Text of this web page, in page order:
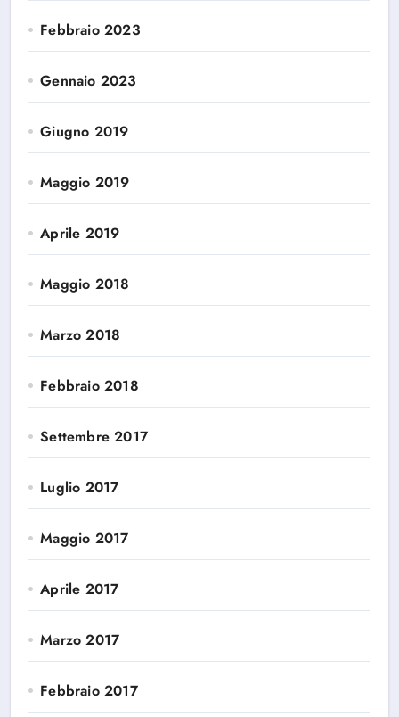
Febbraio 2023
Gennaio 2023
Giugno 2019
Maggio 2019
Aprile 2019
Maggio 2018
Marzo 2018
Febbraio 2018
Settembre 2017
Luglio 2017
Maggio 2017
Aprile 2017
Marzo 2017
Febbraio 2017